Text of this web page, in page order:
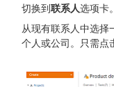
切换到联系人选项卡
从现有联系人中选
个人或公司。只需点